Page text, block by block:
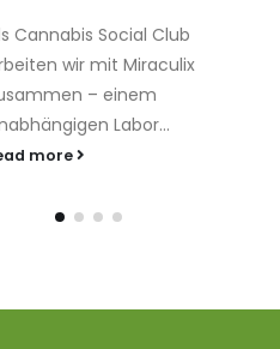
Cannabis Social Club
wir mit Miraculix
– einem
Labor...
more